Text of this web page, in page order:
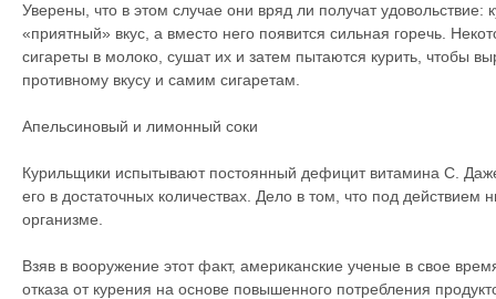
Уверены, что в этом случае они вряд ли получат удовольствие:
«приятный» вкус, а вместо него появится сильная горечь.
сигареты в молоко, сушат их и затем пытаются курить, чтобы
противному вкусу и самим сигаретам.
Апельсиновый и лимонный соки
Курильщики испытывают постоянный дефицит витамина С.
его в достаточных количествах. Дело в том, что под действием
организме.
Взяв в вооружение этот факт, американские ученые в свое
отказа от курения на основе повышенного потребления